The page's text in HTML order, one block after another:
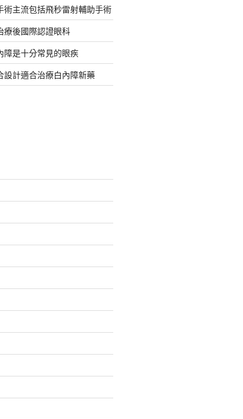
術主流包括飛秒雷射輔助手術
療後國際認證眼科
障是十分常見的眼疾
設計適合治療白內障新藥